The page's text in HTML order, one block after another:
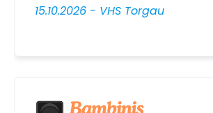
15.10.2026 - VHS Torgau